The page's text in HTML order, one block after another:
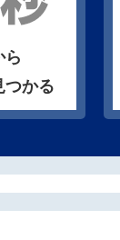
ら
つかる